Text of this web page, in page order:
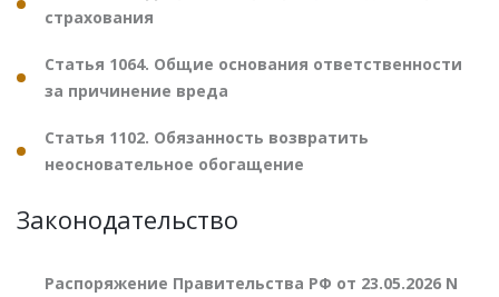
страхования
Статья 1064. Общие основания ответственности
за причинение вреда
Статья 1102. Обязанность возвратить
неосновательное обогащение
Законодательство
Распоряжение Правительства РФ от 23.05.2026 N